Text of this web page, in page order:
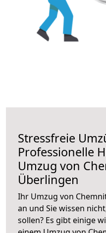
Stressfreie
Professionelle
Umzug von
Überlingen
Ihr Umzug von
an und Sie wissen
sollen? Es gibt einige